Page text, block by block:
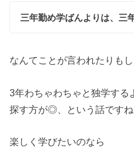
三年勤め学ばんよりは、三
なんてことが言われたりもし
3年わちゃわちゃと独学する
探す方が◎、という話ですね
楽しく学びたいのなら